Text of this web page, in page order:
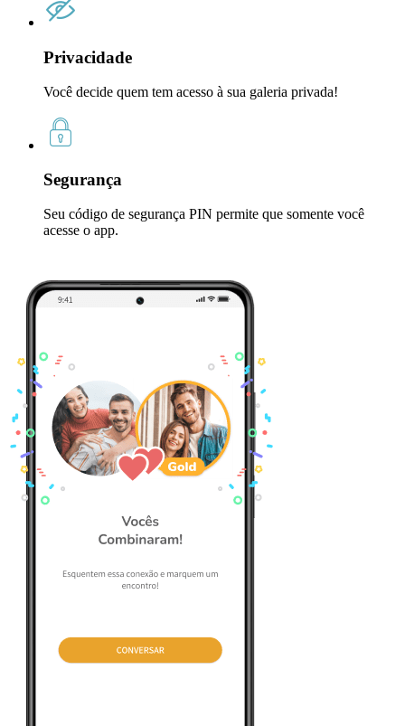
Privacidade
Você decide quem tem acesso à sua galeria privada!
Segurança
Seu código de segurança PIN permite que somente você
acesse o app.